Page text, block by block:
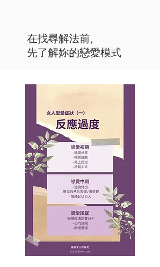
​在找尋解法前,
先了解妳的戀愛模式